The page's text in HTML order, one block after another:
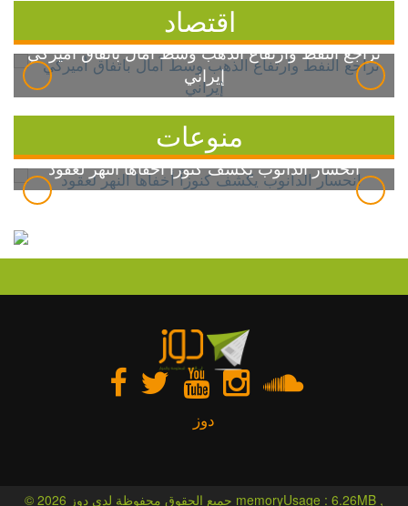
اقتصاد
تراجع النفط وارتفاع الذهب وسط آمال باتفاق أميركي
إيراني
منوعات
انحسار الدانوب يكشف كنوزاً أخفاها النهر لعقود
دوز
© 2026 جميع الحقوق محفوظة لدى دوز memoryUsage : 6.26MB ,